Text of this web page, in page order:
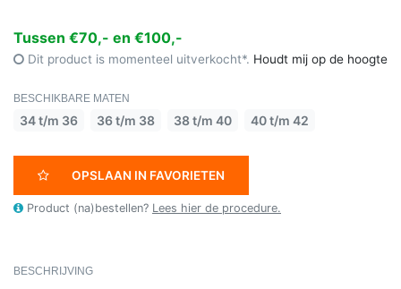
Tussen €70,- en €100,-
Dit product is momenteel uitverkocht*. Houdt mij op de hoogte
BESCHIKBARE MATEN
34 t/m 36 36 t/m 38 38 t/m 40 40 t/m 42
OPSLAAN IN FAVORIETEN
Product (na)bestellen? Lees hier de procedure.
BESCHRIJVING